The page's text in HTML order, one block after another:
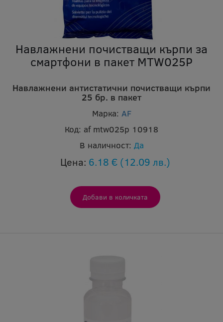
Навлажнени почистващи кърпи за
смартфони в пакет MTW025P
Навлажнени антистатични почистващи кърпи
25 бр. в пакет
Марка: AF
Код: af mtw025p 10918
В наличност: Да
Цена: 6.18 € (12.09 лв.)